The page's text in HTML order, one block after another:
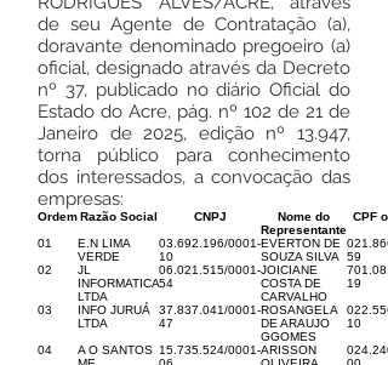
de seu Agente de Contratação (a),
doravante denominado pregoeiro (a)
oficial, designado através da Decreto
nº 37, publicado no diário Oficial do
Estado do Acre, pág. nº 102 de 21 de
Janeiro de 2025, edição nº 13.947,
torna público para conhecimento
dos interessados, a convocação das
empresas:
OrdemRazão Social CNPJ
Nome do
Representante
CPF
01
E.N LIMA
VERDE
03.692.196/0001-
10
EVERTON DE
SOUZA SILVA
59
02
JL
INFORMATICA
LTDA
06.021.515/0001-
54
JOICIANE
COSTA DE
CARVALHO
19
03
INFO JURUÁ
LTDA
37.837.041/0001-
47
ROSANGELA
DE ARAUJO
GGOMES
10
04
A O SANTOS 15.735.524/0001-ARISSON